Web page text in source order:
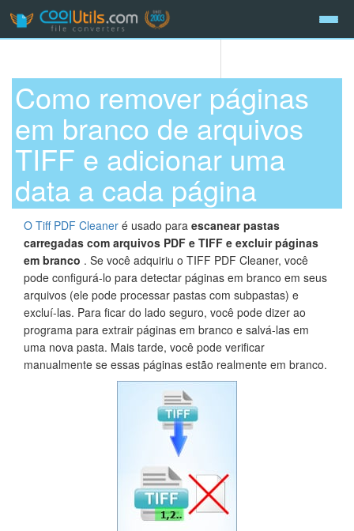
Como remover páginas
em branco de arquivos
TIFF e adicionar uma
data a cada página
O Tiff PDF Cleaner é usado para escanear pastas
carregadas com arquivos PDF e TIFF e excluir páginas
em branco . Se você adquiriu o TIFF PDF Cleaner, você
pode configurá-lo para detectar páginas em branco em seus
arquivos (ele pode processar pastas com subpastas) e
excluí-las. Para ficar do lado seguro, você pode dizer ao
programa para extrair páginas em branco e salvá-las em
uma nova pasta. Mais tarde, você pode verificar
manualmente se essas páginas estão realmente em branco.